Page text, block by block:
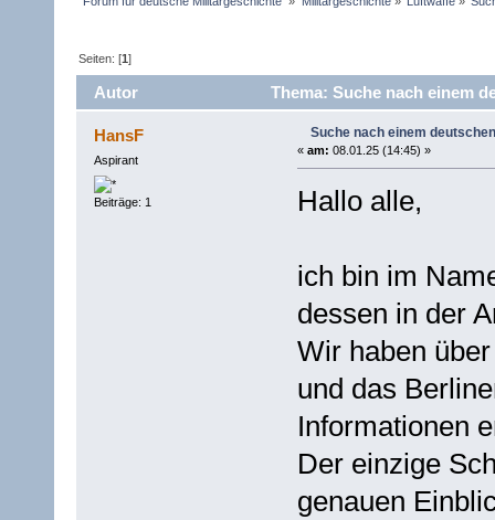
Seiten: [1]
Autor Thema: Suche nach einem
HansF
Aspirant
Beiträge: 1
Suche nach einem
« am: 08.01.25 (14:45) »
Hallo alle,
ich bin im
dessen in der
Wir haben
und das
Informationen
Der einzige
genauen